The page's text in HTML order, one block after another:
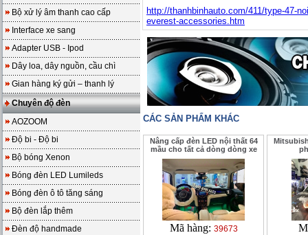
Bộ xử lý âm thanh cao cấp
Interface xe sang
Adapter USB - Ipod
Dây loa, dây nguồn, cầu chì
Gian hàng ký gửi – thanh lý
Chuyên độ đèn
AOZOOM
Độ bi - Độ bi
Bộ bóng Xenon
Bóng đèn LED Lumileds
Bóng đèn ô tô tăng sáng
Bộ đèn lắp thêm
Đèn độ handmade
http://thanhbinhauto.com/411/type-47-
everest-accessories.htm
CÁC SẢN PHẨM KHÁC
Nâng cấp đèn LED nội thất 64
mầu cho tất cả dòng dòng xe
Mã hàng: 39673